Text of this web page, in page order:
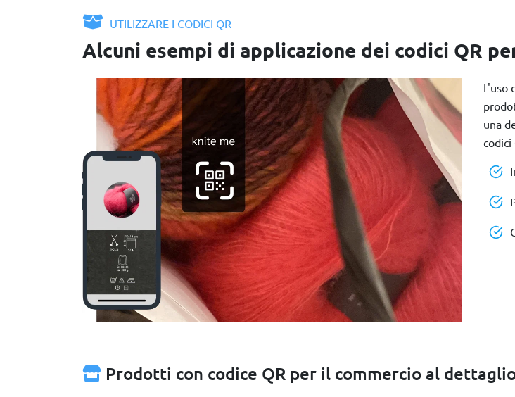
UTILIZZARE I CODICI QR
Alcuni esempi di applicazione dei codici QR
L'uso
una
codici
Prodotti con codice QR per il commercio al